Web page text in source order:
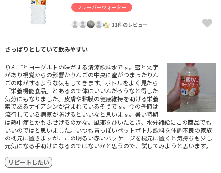
フレーバーウォーター
11件のレビュー
さっぱりとしていて飲みやすい
りんごとヨーグルトの味がする清涼飲料水です。蜜と文字
があり視覚からの影響かりんごの中央に蜜がつまったりん
ごの味がするような気もしてきます。ボトルをよく見たら
「栄養機能食品」とあるので体にいいんだろうなと得した
気分にもなりました。皮膚や粘膜の健康維持を助ける栄養
素であるナイアシンが含まれているそうです。今の季節は
流行している病気が防げるといいなと思います。暑い時期
は熱中症とかもふせげるのかな。風邪をひいたとき、水分補給にこの商品でも
いいのではと思いました。いつも青っぽいペットボトル飲料を体調不良の家族
の枕元に置きますが、この明るい赤いパッケージを枕元に置くと気持ちも少し
元気になる手助けになるのではないかと思うので、試してみようと思います。
リピートしたい